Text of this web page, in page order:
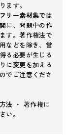
ます。
リー素材集では
に、問題中の作
す。著作権法で
などを除き、営
る必要が生じる
に変更を加える
でご注意くださ
法 ・ 著作権に
い。